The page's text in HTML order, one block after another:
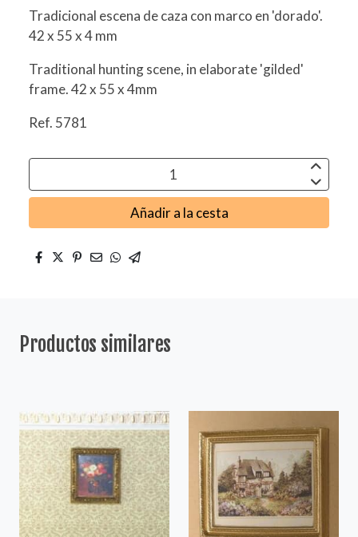
Tradicional escena de caza con marco en 'dorado'.
42 x 55 x 4 mm
Traditional hunting scene, in elaborate 'gilded'
frame. 42 x 55 x 4mm
Ref. 5781
Añadir a la cesta
Productos similares